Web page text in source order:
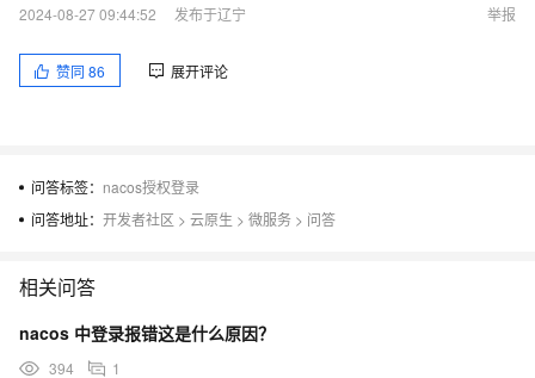
2024-08-27 09:44:52
发布于辽宁 举报
赞同 86 展开评论
问答标签： nacos授权登录
问答地址： 开发者社区 > 云原生 > 微服务 > 问答
相关问答
nacos 中登录报错这是什么原因？
394 1